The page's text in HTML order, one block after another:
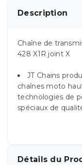
Description
Chaîne de
428 X1R joint X
JT Chains
chaînes moto
technologies de
spéciaux de
Détails du